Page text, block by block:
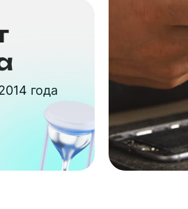
года